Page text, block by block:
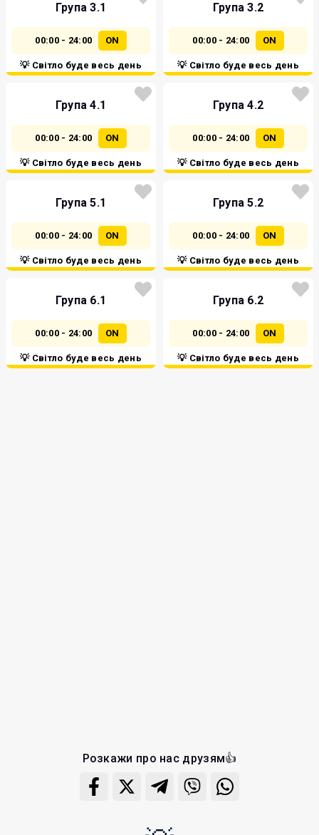
Група 3.1
00:00 - 24:00 ON
💡 Світло буде весь день
Група 3.2
00:00 - 24:00 ON
💡 Світло буде весь день
Група 4.1
00:00 - 24:00 ON
💡 Світло буде весь день
Група 4.2
00:00 - 24:00 ON
💡 Світло буде весь день
Група 5.1
00:00 - 24:00 ON
💡 Світло буде весь день
Група 5.2
00:00 - 24:00 ON
💡 Світло буде весь день
Група 6.1
00:00 - 24:00 ON
💡 Світло буде весь день
Група 6.2
00:00 - 24:00 ON
💡 Світло буде весь день
Розкажи про нас друзям👍